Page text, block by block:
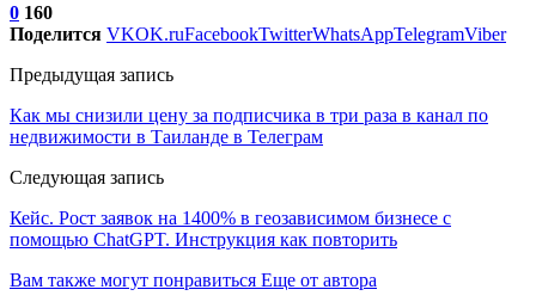
0 160
Поделится VKOK.ruFacebookTwitterWhatsAppTelegramViber
Предыдущая запись
Как мы снизили цену за подписчика в три раза в канал по
недвижимости в Таиланде в Телеграм
Следующая запись
Кейс. Рост заявок на 1400% в геозависимом бизнесе с
помощью ChatGPT. Инструкция как повторить
Вам также могут понравиться Еще от автора